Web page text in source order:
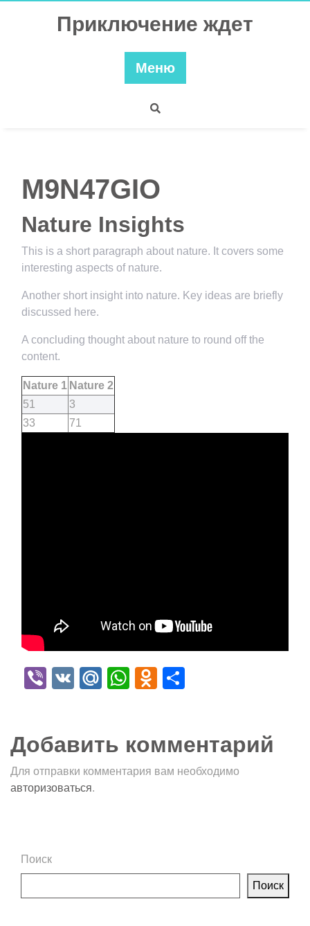
Приключение ждет
Меню
M9N47GIO
Nature Insights
This is a short paragraph about nature. It covers some
interesting aspects of nature.
Another short insight into nature. Key ideas are briefly
discussed here.
A concluding thought about nature to round off the
content.
Nature 1 Nature 2
51
3
33
71
Viber
VK Mail.Ru
WhatsApp
Odnoklassniki
Добавить комментарий
Для отправки комментария вам необходимо
авторизоваться.
Поиск
Поиск